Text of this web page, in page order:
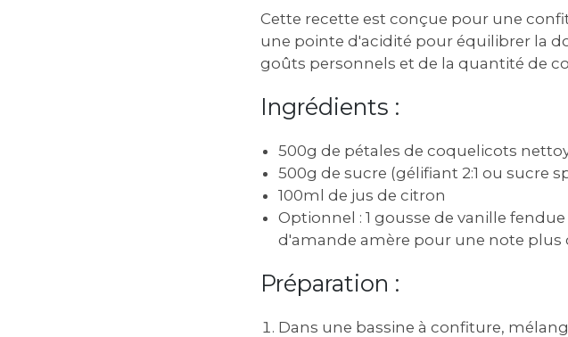
Cette recette est conçue pour une
une pointe d'acidité pour équilibrer la
goûts personnels et de la quantité de
Ingrédients :
500g de pétales de coquelicots
500g de sucre (gélifiant 2:1 ou sucre
100ml de jus de citron
Optionnel : 1 gousse de vanille
d'amande amère pour une note plus
Préparation :
Dans une bassine à confiture‚